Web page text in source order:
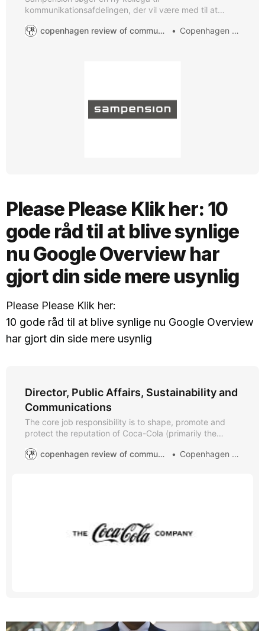
kommunikationsafdelingen, der vil være med til at
kommunikation. Vi har over de senere år arbejdet
copenhagen review of communication Copenhagen ROC
Please Please Klik her: 10
gode råd til at blive synlige
nu Google Overview har
gjort din side mere usynlig
Please Please Klik her:
10 gode råd til at blive synlige nu Google Overview
har gjort din side mere usynlig
Director, Public Affairs, Sustainability and
Communications
The core job responsibility is to shape, promote and
protect the reputation of Coca-Cola (primarily the
conditions for sustainable business growth in line with
copenhagen review of communication Copenhagen ROC